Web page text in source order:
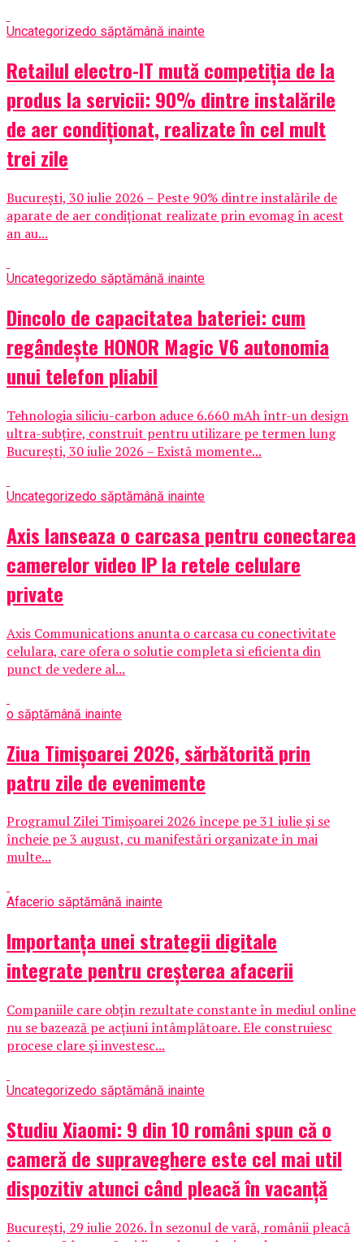
Uncategorizedo săptămână inainte
Retailul electro-IT mută competiția de la
produs la servicii: 90% dintre instalările
de aer condiționat, realizate în cel mult
trei zile
București, 30 iulie 2026 – Peste 90% dintre instalările de
aparate de aer condiționat realizate prin evomag în acest
an au...
Uncategorizedo săptămână inainte
Dincolo de capacitatea bateriei: cum
regândește HONOR Magic V6 autonomia
unui telefon pliabil
Tehnologia siliciu-carbon aduce 6.660 mAh într-un design
ultra-subțire, construit pentru utilizare pe termen lung
București, 30 iulie 2026 – Există momente...
Uncategorizedo săptămână inainte
Axis lanseaza o carcasa pentru conectarea
camerelor video IP la retele celulare
private
Axis Communications anunta o carcasa cu conectivitate
celulara, care ofera o solutie completa si eficienta din
punct de vedere al...
o săptămână inainte
Ziua Timișoarei 2026, sărbătorită prin
patru zile de evenimente
Programul Zilei Timișoarei 2026 începe pe 31 iulie și se
încheie pe 3 august, cu manifestări organizate în mai
multe...
Afacerio săptămână inainte
Importanța unei strategii digitale
integrate pentru creșterea afacerii
Companiile care obțin rezultate constante în mediul online
nu se bazează pe acțiuni întâmplătoare. Ele construiesc
procese clare și investesc...
Uncategorizedo săptămână inainte
Studiu Xiaomi: 9 din 10 români spun că o
cameră de supraveghere este cel mai util
dispozitiv atunci când pleacă în vacanță
București, 29 iulie 2026. În sezonul de vară, românii pleacă